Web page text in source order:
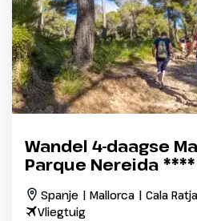
Wandel 4-daagse
Parque Nereida ****
Spanje | Mallorca | Cala
Vliegtuig